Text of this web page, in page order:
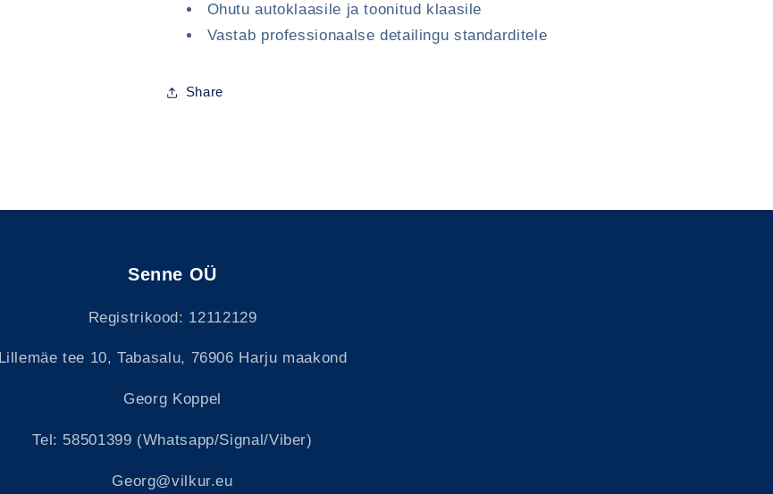
Ohutu autoklaasile ja toonitud klaasile
Vastab professionaalse detailingu standarditele
Share
Senne OÜ
Registrikood: 12112129
Lillemäe tee 10, Tabasalu, 76906 Harju maakond
Georg Koppel
Tel: 58501399 (Whatsapp/Signal/Viber)
Georg@vilkur.eu